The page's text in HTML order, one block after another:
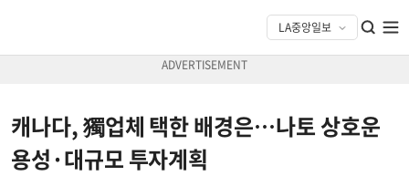
캐나다, 獨업체 택한 배경은…나토 상호운
용성·대규모 투자계획